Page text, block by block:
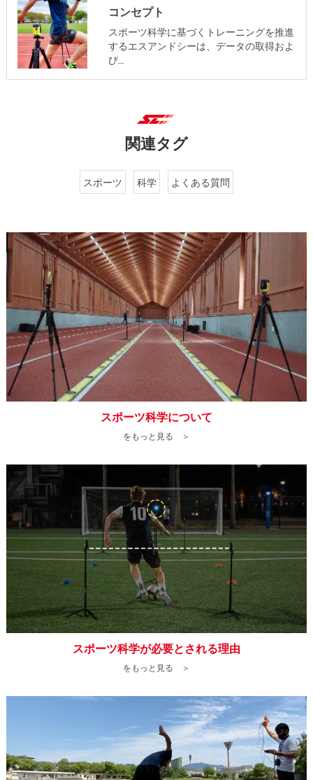
コンセプト
スポーツ科学に基づくトレーニングを推進
するエスアンドシーは、データの取得およ
び…
関連タグ
スポーツ 科学 よくある質問
スポーツ科学について
をもっと見る ＞
スポーツ科学が必要とされる理由
をもっと見る ＞